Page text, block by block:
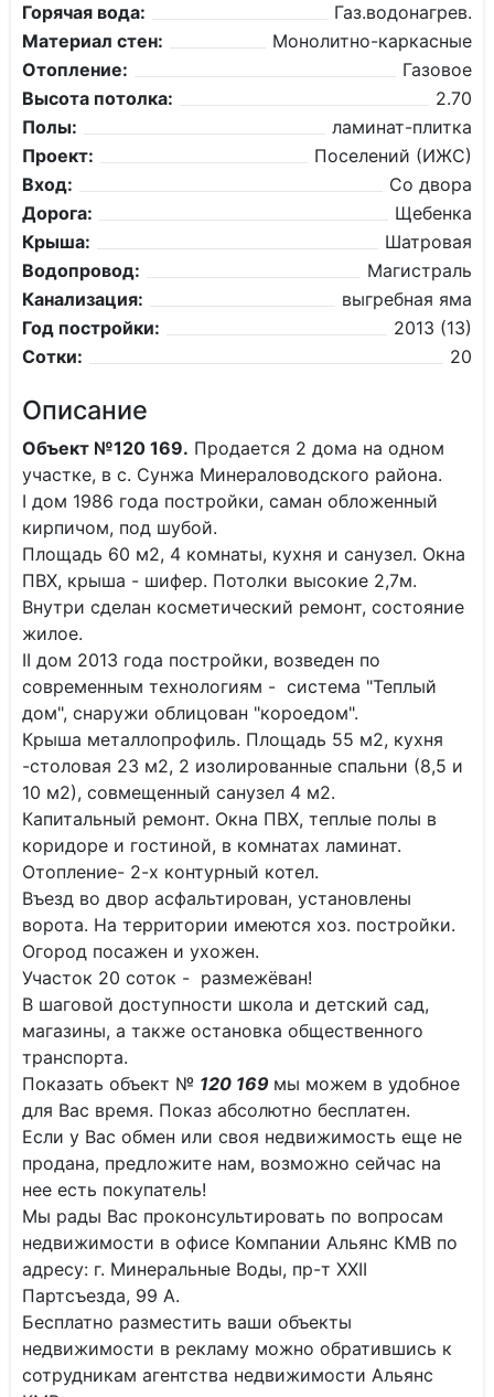
Горячая вода:
Газ.водонагрев.
Материал стен:
Монолитно-каркасные
Отопление:
Газовое
Высота потолка:
2.70
Полы:
ламинат-плитка
Проект:
Поселений (ИЖС)
Вход:
Со двора
Дорога:
Щебенка
Крыша:
Шатровая
Водопровод:
Магистраль
Канализация:
выгребная яма
Год постройки:
2013 (13)
Сотки:
20
Описание
Объект №120 169. Продается 2 дома на одном
участке, в с. Сунжа Минераловодского района.
I дом 1986 года постройки, саман обложенный
кирпичом, под шубой.
Площадь 60 м2, 4 комнаты, кухня и санузел. Окна
ПВХ, крыша - шифер. Потолки высокие 2,7м.
Внутри сделан косметический ремонт, состояние
жилое.
II дом 2013 года постройки, возведен по
современным технологиям - система "Теплый
дом", снаружи облицован "короедом".
Крыша металлопрофиль. Площадь 55 м2, кухня
-столовая 23 м2, 2 изолированные спальни (8,5 и
10 м2), совмещенный санузел 4 м2.
Капитальный ремонт. Окна ПВХ, теплые полы в
коридоре и гостиной, в комнатах ламинат.
Отопление- 2-х контурный котел.
Въезд во двор асфальтирован, установлены
ворота. На территории имеются хоз. постройки.
Огород посажен и ухожен.
Участок 20 соток - размежёван!
В шаговой доступности школа и детский сад,
магазины, а также остановка общественного
транспорта.
Показать объект № 120 169 мы можем в удобное
для Вас время. Показ абсолютно бесплатен.
Если у Вас обмен или своя недвижимость еще не
продана, предложите нам, возможно сейчас на
нее есть покупатель!
Мы рады Вас проконсультировать по вопросам
недвижимости в офисе Компании Альянс КМВ по
адресу: г. Минеральные Воды, пр-т XXII
Партсъезда, 99 А.
Бесплатно разместить ваши объекты
недвижимости в рекламу можно обратившись к
сотрудникам агентства недвижимости Альянс